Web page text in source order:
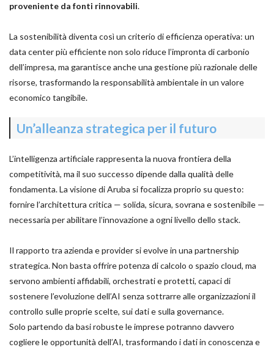
proveniente da fonti rinnovabili.
La sostenibilità diventa così un criterio di efficienza operativa: un
data center più efficiente non solo riduce l’impronta di carbonio
dell’impresa, ma garantisce anche una gestione più razionale delle
risorse, trasformando la responsabilità ambientale in un valore
economico tangibile.
Un’alleanza strategica per il futuro
L’intelligenza artificiale rappresenta la nuova frontiera della
competitività, ma il suo successo dipende dalla qualità delle
fondamenta. La visione di Aruba si focalizza proprio su questo:
fornire l’architettura critica — solida, sicura, sovrana e sostenibile —
necessaria per abilitare l’innovazione a ogni livello dello stack.
Il rapporto tra azienda e provider si evolve in una partnership
strategica. Non basta offrire potenza di calcolo o spazio cloud, ma
servono ambienti affidabili, orchestrati e protetti, capaci di
sostenere l’evoluzione dell’AI senza sottrarre alle organizzazioni il
controllo sulle proprie scelte, sui dati e sulla governance.
Solo partendo da basi robuste le imprese potranno davvero
cogliere le opportunità dell’AI, trasformando i dati in conoscenza e